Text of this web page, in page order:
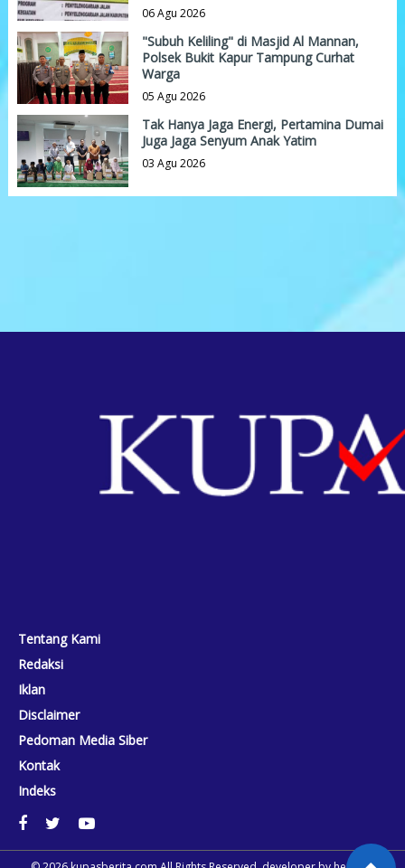
06 Agu 2026
"Subuh Keliling" di Masjid Al Mannan,
Polsek Bukit Kapur Tampung Curhat
Warga
05 Agu 2026
Tak Hanya Jaga Energi, Pertamina Dumai
Juga Jaga Senyum Anak Yatim
03 Agu 2026
Tentang Kami
Redaksi
Iklan
Disclaimer
Pedoman Media Siber
Kontak
Indeks